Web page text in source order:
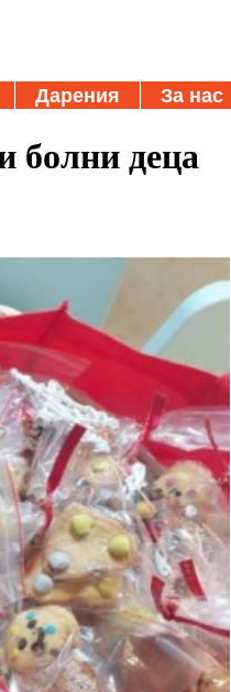
Дарения За нас
болни деца